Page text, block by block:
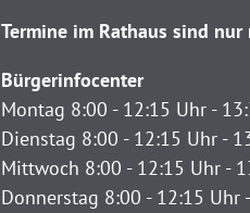
Termine im Rathaus sind
Bürgerinfocenter
Montag 8:00 - 12:15 Uhr -
Dienstag 8:00 - 12:15 Uhr -
Mittwoch 8:00 - 12:15 Uhr -
Donnerstag 8:00 - 12:15 Uhr